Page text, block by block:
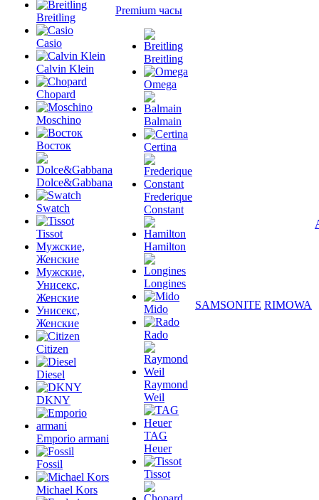
Breitling
Casio
Calvin Klein
Chopard
Moschino
Восток
Dolce&Gabbana
Swatch
Tissot
Мужские,
Женские
Мужские,
Унисекс,
Женские
Унисекс,
Женские
Citizen
Diesel
DKNY
Emporio armani
Fossil
Michael Kors
Premium часы
Breitling
Omega
Balmain
Certina
Frederique
Constant
Hamilton
Longines
Mido
Rado
Raymond
Weil
TAG
Heuer
Tissot
SAMSONITE RIMOWA